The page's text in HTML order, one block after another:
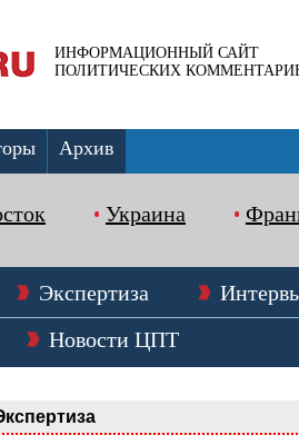
ИНФОРМАЦИОННЫЙ САЙТ
ПОЛИТИЧЕСКИХ
Архив
Украина
Экспертиза
Новости ЦПТ